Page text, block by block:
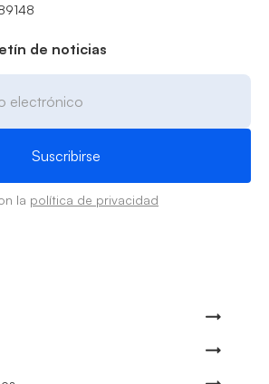
de noticias
la política de privacidad